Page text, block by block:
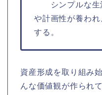
シンプルな生
や計画性が養わ
する。
資産形成を取り組み
んな価値観が作られ